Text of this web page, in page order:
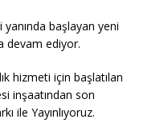
başlayan yeni
devam ediyor.
hizmeti için başlatılan
inşaatından son
ile Yayınlıyoruz.